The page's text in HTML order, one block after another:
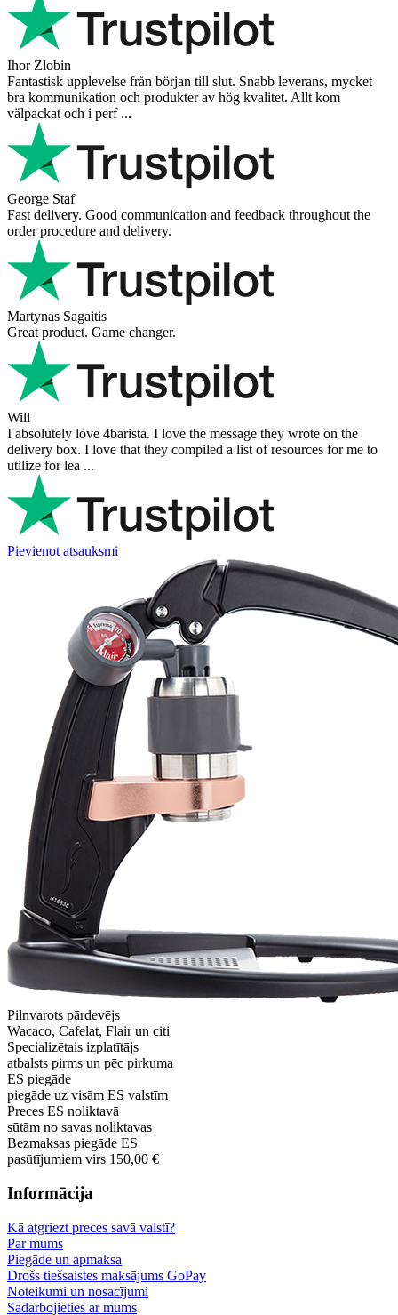
Ihor Zlobin
Fantastisk upplevelse från början till slut. Snabb leverans, mycket
bra kommunikation och produkter av hög kvalitet. Allt kom
välpackat och i perf ...
George Staf
Fast delivery. Good communication and feedback throughout the
order procedure and delivery.
Martynas Sagaitis
Great product. Game changer.
Will
I absolutely love 4barista. I love the message they wrote on the
delivery box. I love that they compiled a list of resources for me to
utilize for lea ...
Pievienot atsauksmi
Pilnvarots pārdevējs
Wacaco, Cafelat, Flair un citi
Specializētais izplatītājs
atbalsts pirms un pēc pirkuma
ES piegāde
piegāde uz visām ES valstīm
Preces ES noliktavā
sūtām no savas noliktavas
Bezmaksas piegāde ES
pasūtījumiem virs 150,00 €
Informācija
Kā atgriezt preces savā valstī?
Par mums
Piegāde un apmaksa
Drošs tiešsaistes maksājums GoPay
Noteikumi un nosacījumi
Sadarbojieties ar mums